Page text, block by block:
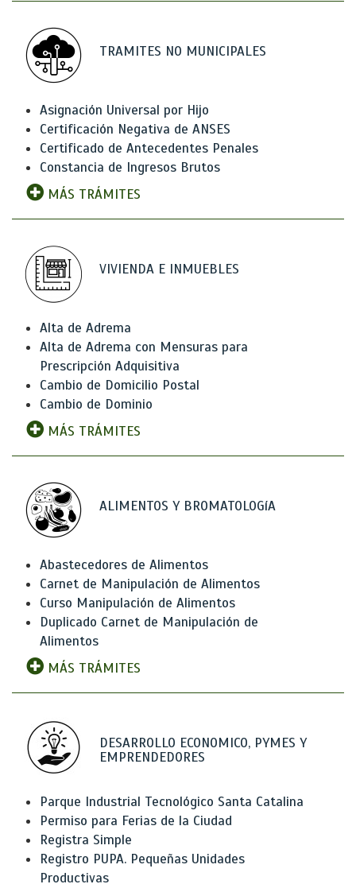
TRAMITES NO MUNICIPALES
Asignación Universal por Hijo
Certificación Negativa de ANSES
Certificado de Antecedentes Penales
Constancia de Ingresos Brutos
MÁS TRÁMITES
VIVIENDA E INMUEBLES
Alta de Adrema
Alta de Adrema con Mensuras para
Prescripción Adquisitiva
Cambio de Domicilio Postal
Cambio de Dominio
MÁS TRÁMITES
ALIMENTOS Y BROMATOLOGíA
Abastecedores de Alimentos
Carnet de Manipulación de Alimentos
Curso Manipulación de Alimentos
Duplicado Carnet de Manipulación de
Alimentos
MÁS TRÁMITES
DESARROLLO ECONOMICO, PYMES Y
EMPRENDEDORES
Parque Industrial Tecnológico Santa Catalina
Permiso para Ferias de la Ciudad
Registra Simple
Registro PUPA. Pequeñas Unidades
Productivas